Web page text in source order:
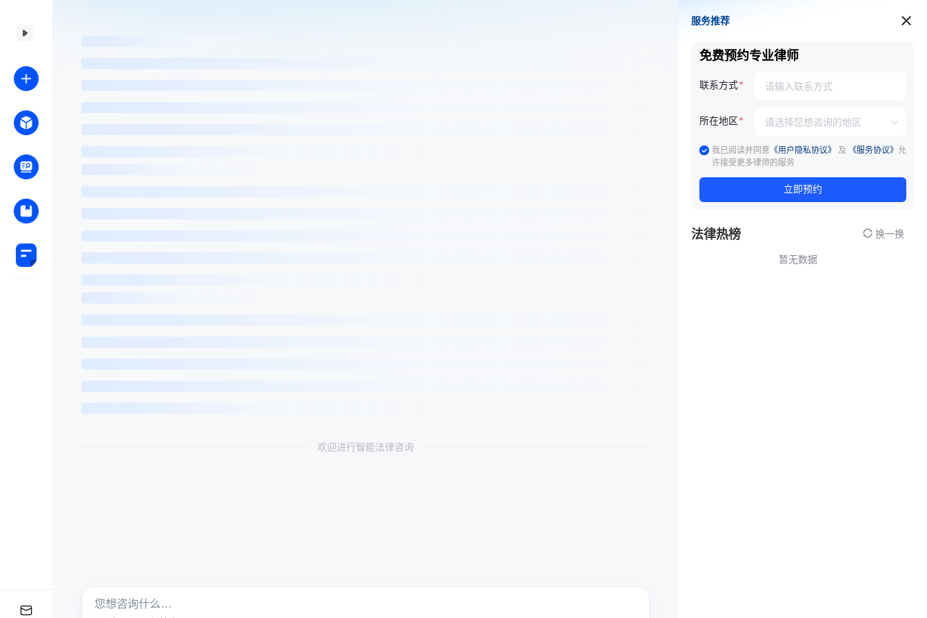
欢迎进行智能法律咨询
服务推荐
服务推荐
免费预约专业律师
联系方式
所在地区
我已阅读并同意 《用户隐私协议》 及 《服务协议》 允
许接受更多律师的服务
立即预约
法律热榜 换一换
暂无数据